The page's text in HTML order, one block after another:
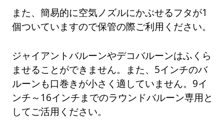
また、簡易的に空気ノズルにかぶせるフタが1
個ついていますので保管の際ご利用ください。
ジャイアントバルーンやデコバルーンはふくら
ませることができません。また、5インチのバ
ルーンも口巻きが小さく適していません。9イ
ンチ～16インチまでのラウンドバルーン専用と
してご活用ください。